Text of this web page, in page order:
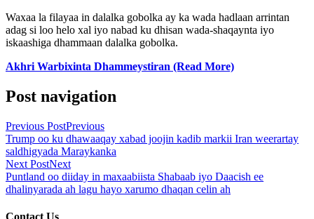
Waxaa la filayaa in dalalka gobolka ay ka wada hadlaan arrintan
adag si loo helo xal iyo nabad ku dhisan wada-shaqaynta iyo
iskaashiga dhammaan dalalka gobolka.
Akhri Warbixinta Dhammeystiran (Read More)
Post navigation
Previous PostPrevious
Trump oo ku dhawaaqay xabad joojin kadib markii Iran weerartay
saldhigyada Maraykanka
Next PostNext
Puntland oo diiday in maxaabiista Shabaab iyo Daacish ee
dhalinyarada ah lagu hayo xarumo dhaqan celin ah
Contact Us